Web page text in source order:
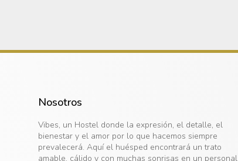
Nosotros
Vibes, un Hostel donde la expresión, el detalle, el
bienestar y el amor por lo que hacemos siempre
prevalecerá. Aquí el huésped encontrará un trato
amable, cálido y con muchas sonrisas en un personal